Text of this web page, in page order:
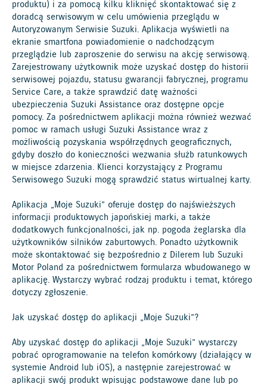
produktu) i za pomocą kilku kliknięć skontaktować się z
doradcą serwisowym w celu umówienia przeglądu w
Autoryzowanym Serwisie Suzuki. Aplikacja wyświetli na
ekranie smartfona powiadomienie o nadchodzącym
przeglądzie lub zaproszenie do serwisu na akcję serwisową.
Zarejestrowany użytkownik może uzyskać dostęp do historii
serwisowej pojazdu, statusu gwarancji fabrycznej, programu
Service Care, a także sprawdzić datę ważności
ubezpieczenia Suzuki Assistance oraz dostępne opcje
pomocy. Za pośrednictwem aplikacji można również wezwać
pomoc w ramach usługi Suzuki Assistance wraz z
możliwością pozyskania współrzędnych geograficznych,
gdyby doszło do konieczności wezwania służb ratunkowych
w miejsce zdarzenia. Klienci korzystający z Programu
Serwisowego Suzuki mogą sprawdzić status wirtualnej karty.
Aplikacja „Moje Suzuki” oferuje dostęp do najświeższych
informacji produktowych japońskiej marki, a także
dodatkowych funkcjonalności, jak np. pogoda żeglarska dla
użytkowników silników zaburtowych. Ponadto użytkownik
może skontaktować się bezpośrednio z Dilerem lub Suzuki
Motor Poland za pośrednictwem formularza wbudowanego w
aplikację. Wystarczy wybrać rodzaj produktu i temat, którego
dotyczy zgłoszenie.
Jak uzyskać dostęp do aplikacji „Moje Suzuki”?
Aby uzyskać dostęp do aplikacji „Moje Suzuki” wystarczy
pobrać oprogramowanie na telefon komórkowy (działający w
systemie Android lub iOS), a następnie zarejestrować w
aplikacji swój produkt wpisując podstawowe dane lub po